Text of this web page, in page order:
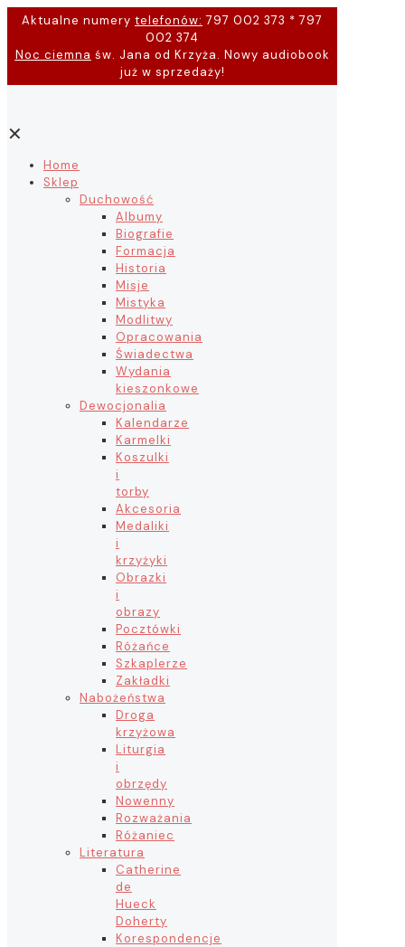
Aktualne numery telefonów: 797 002 373 * 797
002 374
Noc ciemna św. Jana od Krzyża. Nowy audiobook
już w sprzedaży!
✕
Home
Sklep
Duchowość
Albumy
Biografie
Formacja
Historia
Misje
Mistyka
Modlitwy
Opracowania
Świadectwa
Wydania
kieszonkowe
Dewocjonalia
Kalendarze
Karmelki
Koszulki
i
torby
Akcesoria
Medaliki
i
krzyżyki
Obrazki
i
obrazy
Pocztówki
Różańce
Szkaplerze
Zakładki
Nabożeństwa
Droga
krzyżowa
Liturgia
i
obrzędy
Nowenny
Rozważania
Różaniec
Literatura
Catherine
de
Hueck
Doherty
Korespondencje